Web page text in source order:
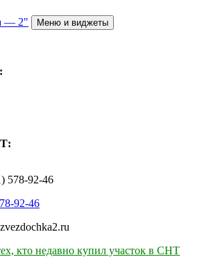
Меню и виджеты
578-92-46
92-46
кто недавно купил участок в СНТ